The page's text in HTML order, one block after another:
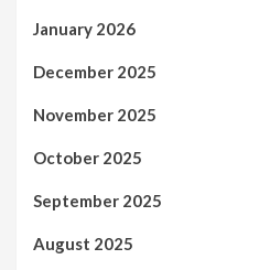
January 2026
December 2025
November 2025
October 2025
September 2025
August 2025